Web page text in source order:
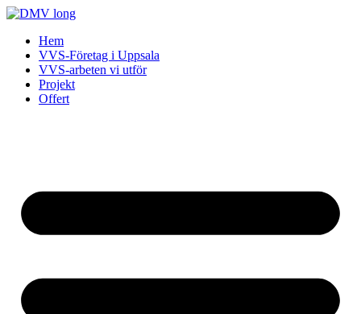
Skip
contentHem
VVS-Företag i Uppsala
VVS-arbeten vi utför
Projekt
Offert